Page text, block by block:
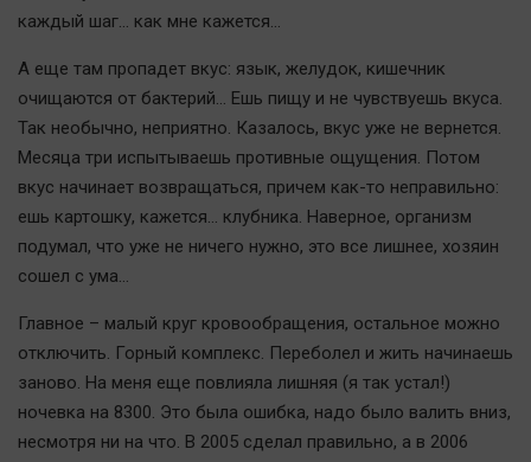
каждый шаг… как мне кажется…
А еще там пропадет вкус: язык, желудок, кишечник
очищаются от бактерий… Ешь пищу и не чувствуешь вкуса.
Так необычно, неприятно. Казалось, вкус уже не вернется.
Месяца три испытываешь противные ощущения. Потом
вкус начинает возвращаться, причем как-то неправильно:
ешь картошку, кажется… клубника. Наверное, организм
подумал, что уже не ничего нужно, это все лишнее, хозяин
сошел с ума…
Главное – малый круг кровообращения, остальное можно
отключить. Горный комплекс. Переболел и жить начинаешь
заново. На меня еще повлияла лишняя (я так устал!)
ночевка на 8300. Это была ошибка, надо было валить вниз,
несмотря ни на что. В 2005 сделал правильно, а в 2006